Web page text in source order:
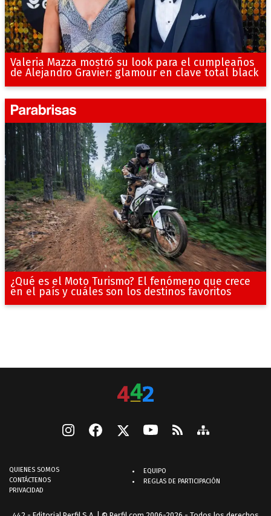
Valeria Mazza mostró su look para el cumpleaños
de Alejandro Gravier: glamour en clave total black
¿Qué es el Moto Turismo? El fenómeno que crece
en el país y cuáles son los destinos favoritos
QUIENES SOMOS
CONTÁCTENOS
PRIVACIDAD
EQUIPO
REGLAS DE PARTICIPACIÓN